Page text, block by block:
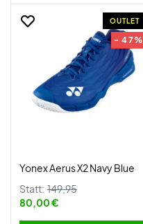
OUTLET
- 47%
Yonex Aerus X2 Navy Blue
Statt: 149,95
80,00 €